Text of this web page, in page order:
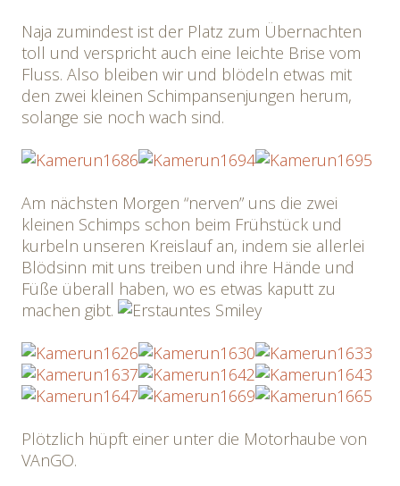
Naja zumindest ist der Platz zum Übernachten
toll und verspricht auch eine leichte Brise vom
Fluss. Also bleiben wir und blödeln etwas mit
den zwei kleinen Schimpansenjungen herum,
solange sie noch wach sind.
Am nächsten Morgen “nerven” uns die zwei
kleinen Schimps schon beim Frühstück und
kurbeln unseren Kreislauf an, indem sie allerlei
Blödsinn mit uns treiben und ihre Hände und
Füße überall haben, wo es etwas kaputt zu
machen gibt.
Plötzlich hüpft einer unter die Motorhaube von
VAnGO.